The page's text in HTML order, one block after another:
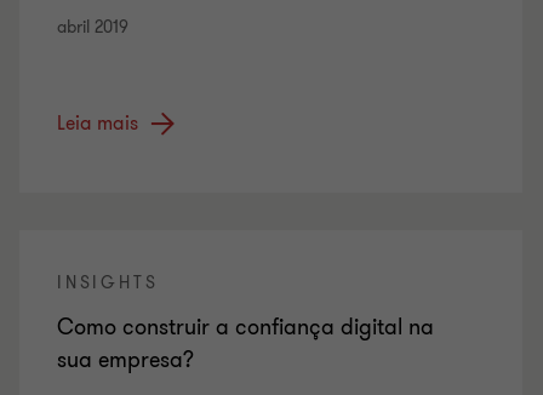
abril 2019
Leia mais
INSIGHTS
Como construir a confiança digital na
sua empresa?